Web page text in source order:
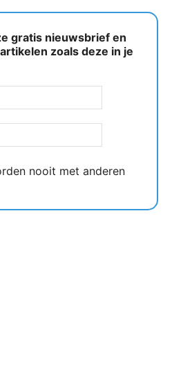
gratis nieuwsbrief en
zoals deze in je
nooit met anderen